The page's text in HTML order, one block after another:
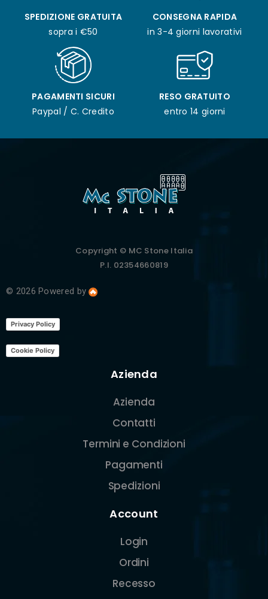
SPEDIZIONE GRATUITA
sopra i €50
CONSEGNA RAPIDA
in 3-4 giorni lavorativi
PAGAMENTI SICURI
Paypal / C. Credito
RESO GRATUITO
entro 14 giorni
Copyright © MC Stone Italia
P.I. 02354660819
© 2026 Powered by
Privacy Policy
Cookie Policy
Azienda
Azienda
Contatti
Termini e Condizioni
Pagamenti
Spedizioni
Account
Login
Ordini
Recesso